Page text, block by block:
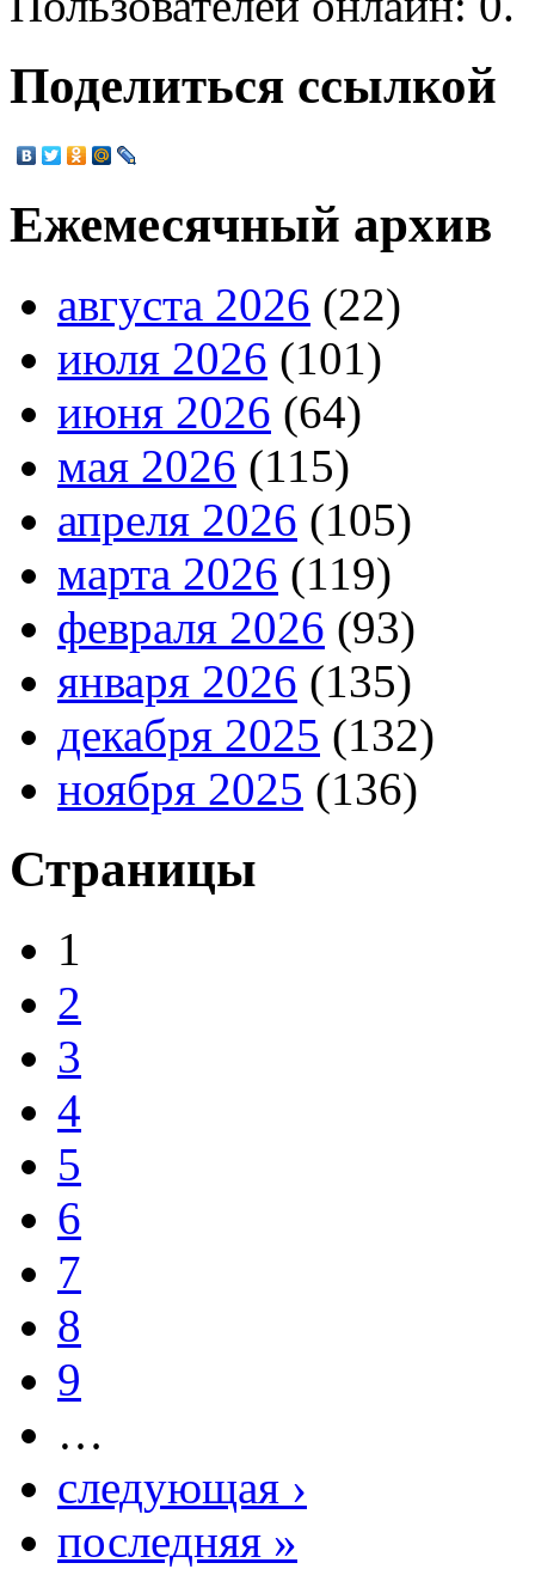
Поделиться ссылкой
Ежемесячный архив
августа 2026 (22)
июля 2026 (101)
июня 2026 (64)
мая 2026 (115)
апреля 2026 (105)
марта 2026 (119)
февраля 2026 (93)
января 2026 (135)
декабря 2025 (132)
ноября 2025 (136)
Страницы
1
2
3
4
5
6
7
8
9
…
следующая ›
последняя »